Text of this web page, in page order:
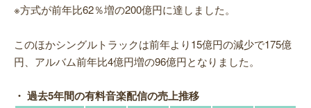
※方式が前年比62％増の200億円に達しました。
このほかシングルトラックは前年より15億円の減少で175億
円、アルバム前年比4億円増の96億円となりました。
・ 過去5年間の有料音楽配信の売上推移